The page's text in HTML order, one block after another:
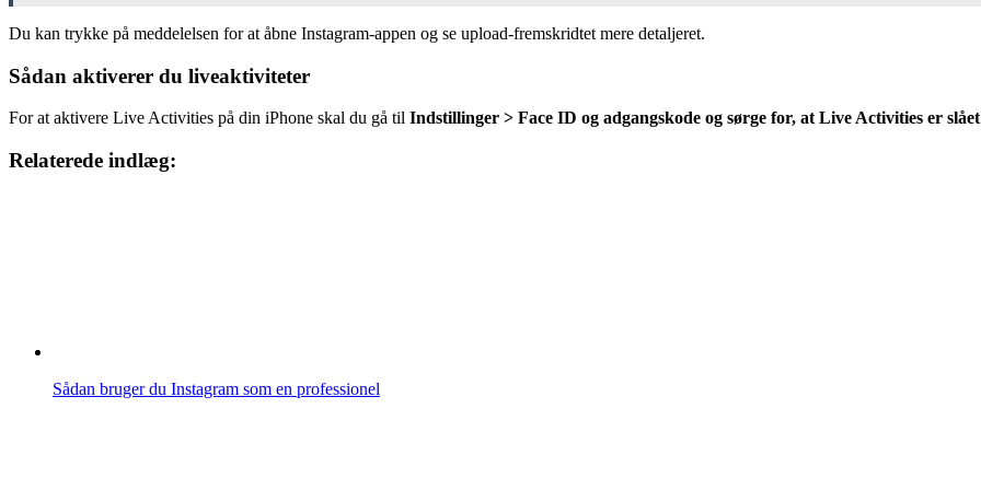
Du kan trykke på meddelelsen for at åbne Instagram-appen og se upload-fremskridtet mere detaljeret.
Sådan aktiverer du liveaktiviteter
For at aktivere Live Activities på din iPhone skal du gå til Indstillinger > Face ID og adgangskode og sørge for, at Live Activities er
Relaterede indlæg:
Sådan bruger du Instagram som en professionel